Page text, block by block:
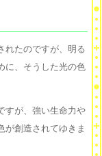
れたのですが、明る
に、そうした光の色
すが、強い生命力や
が創造されてゆきま